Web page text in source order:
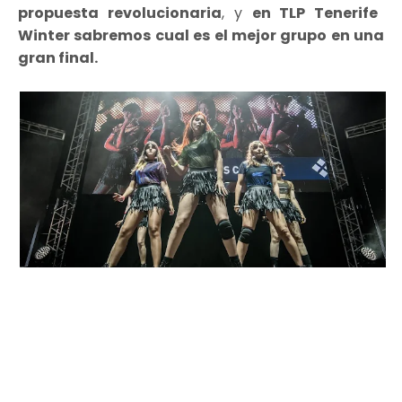
propuesta revolucionaria, y en TLP Tenerife
Winter sabremos cual es el mejor grupo en una
gran final.